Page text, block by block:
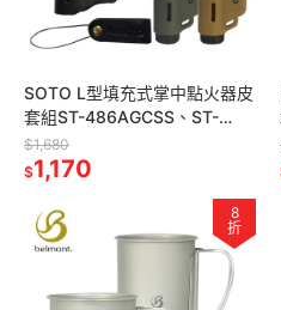
SOTO L型填充式掌中點火器皮
套組ST-486AGCSS、ST-
486CTCSS
$1,680
$1,170
8
折